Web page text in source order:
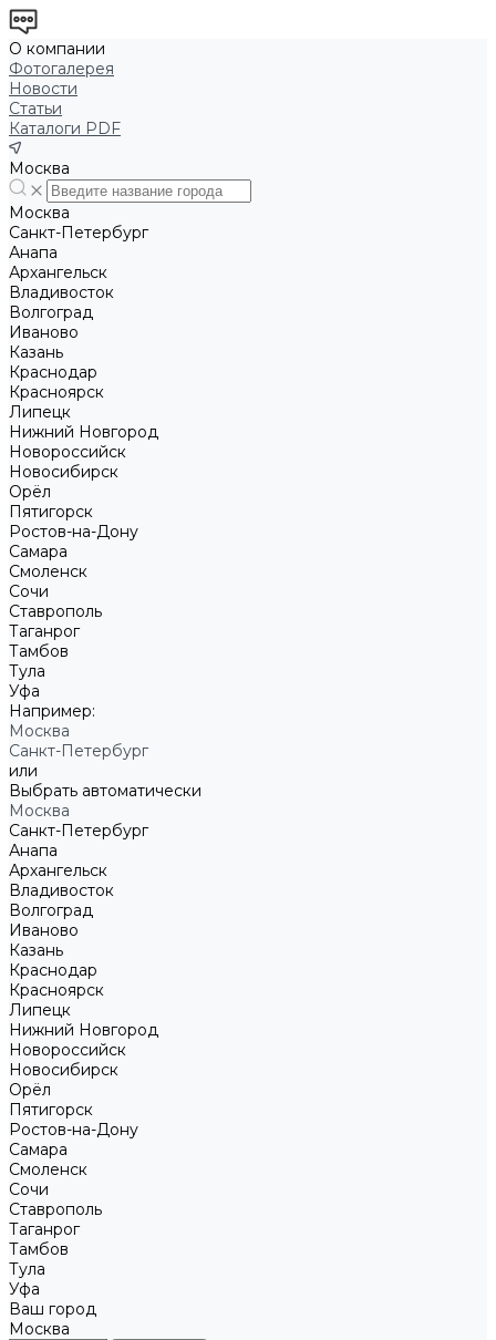
О компании
Фотогалерея
Новости
Статьи
Каталоги PDF
Москва
Москва
Санкт-Петербург
Анапа
Архангельск
Владивосток
Волгоград
Иваново
Казань
Краснодар
Красноярск
Липецк
Нижний Новгород
Новороссийск
Новосибирск
Орёл
Пятигорск
Ростов-на-Дону
Самара
Смоленск
Сочи
Ставрополь
Таганрог
Тамбов
Тула
Уфа
Например:
Москва
Санкт-Петербург
или
Выбрать автоматически
Москва
Санкт-Петербург
Анапа
Архангельск
Владивосток
Волгоград
Иваново
Казань
Краснодар
Красноярск
Липецк
Нижний Новгород
Новороссийск
Новосибирск
Орёл
Пятигорск
Ростов-на-Дону
Самара
Смоленск
Сочи
Ставрополь
Таганрог
Тамбов
Тула
Уфа
Ваш город
Москва